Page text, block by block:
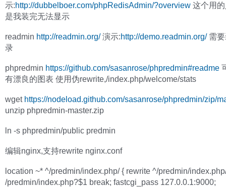
示:http://dubbelboer.com/phpRedisAdmin/?overview 这个用
是我装完无法显示
readmin http://readmin.org/演示:http://demo.readmin.org/需要
录
phpredmin https://github.com/sasanrose/phpredmin#readme
有漂良的图表 使用伪rewrite,/index.php/welcome/stats
wget https://nodeload.github.com/sasanrose/phpredmin/zip/
unzip phpredmin-master.zip
ln -s phpredmin/public predmin
编辑nginx,支持rewrite nginx.conf
location ~* ^/predmin/index.php/ { rewrite ^/predmin/
/predmin/index.php?$1 break; fastcgi_pass 127.0.0.1:9000;